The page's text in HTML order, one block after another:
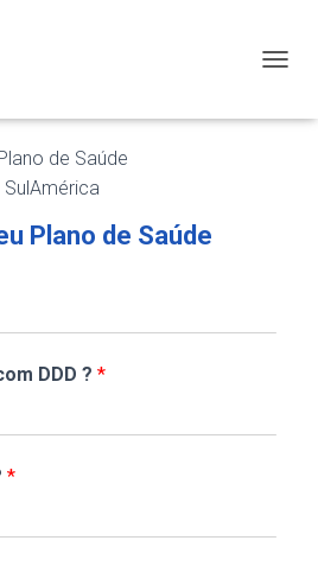
Plano de Saúde
DDD ? *
*